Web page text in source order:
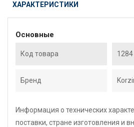
ХАРАКТЕРИСТИКИ
Основные
Код товара 1284
Бренд
Информация о технических
поставки, стране изготовления и